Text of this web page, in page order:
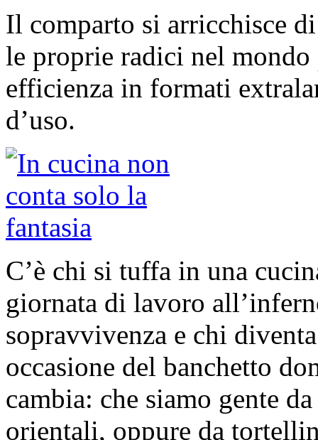
Il comparto si arricchisce
le proprie radici nel mondo
efficienza in formati
d’uso.
C’è chi si tuffa in una
giornata di lavoro
sopravvivenza e chi
occasione del banchetto
cambia: che siamo gente
orientali, oppure da